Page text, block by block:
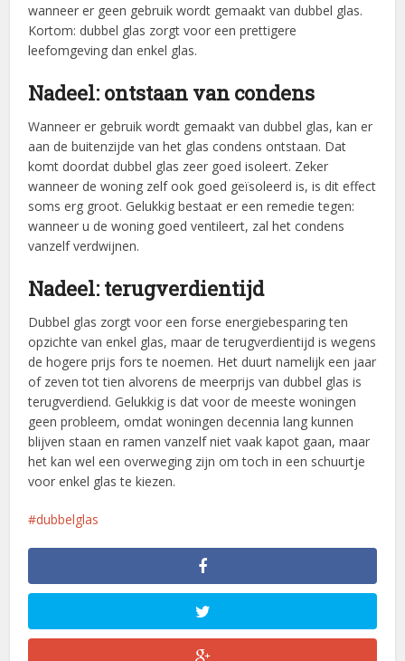
wanneer er geen gebruik wordt gemaakt van dubbel glas.
Kortom: dubbel glas zorgt voor een prettigere
leefomgeving dan enkel glas.
Nadeel: ontstaan van condens
Wanneer er gebruik wordt gemaakt van dubbel glas, kan er
aan de buitenzijde van het glas condens ontstaan. Dat
komt doordat dubbel glas zeer goed isoleert. Zeker
wanneer de woning zelf ook goed geïsoleerd is, is dit effect
soms erg groot. Gelukkig bestaat er een remedie tegen:
wanneer u de woning goed ventileert, zal het condens
vanzelf verdwijnen.
Nadeel: terugverdientijd
Dubbel glas zorgt voor een forse energiebesparing ten
opzichte van enkel glas, maar de terugverdientijd is wegens
de hogere prijs fors te noemen. Het duurt namelijk een jaar
of zeven tot tien alvorens de meerprijs van dubbel glas is
terugverdiend. Gelukkig is dat voor de meeste woningen
geen probleem, omdat woningen decennia lang kunnen
blijven staan en ramen vanzelf niet vaak kapot gaan, maar
het kan wel een overweging zijn om toch in een schuurtje
voor enkel glas te kiezen.
dubbelglas